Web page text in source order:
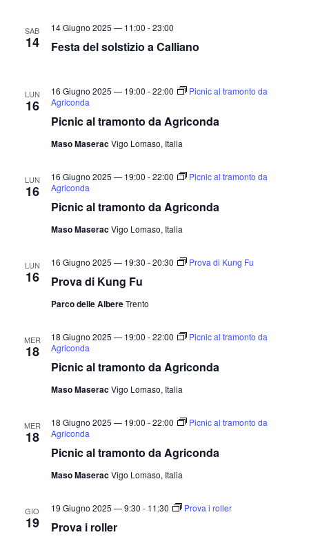
SAB
14 Festa del solstizio a Calliano
14 Giugno 2025 — 11:00 -23:00
LUN
16
Picnic al tramonto da Agriconda
16 Giugno 2025 — 19:00 -22:00
Picnic al tramonto da
Agriconda
Maso MaseracVigo Lomaso, Italia
LUN
16
Picnic al tramonto da Agriconda
16 Giugno 2025 — 19:00 -22:00
Picnic al tramonto da
Agriconda
Maso MaseracVigo Lomaso, Italia
LUN
16 Prova di Kung Fu
16 Giugno 2025 — 19:30 -20:30 Prova di Kung Fu
Parco delle AlbereTrento
MER
18
Picnic al tramonto da Agriconda
18 Giugno 2025 — 19:00 -22:00
Picnic al tramonto da
Agriconda
Maso MaseracVigo Lomaso, Italia
MER
18
Picnic al tramonto da Agriconda
18 Giugno 2025 — 19:00 -22:00
Picnic al tramonto da
Agriconda
Maso MaseracVigo Lomaso, Italia
GIO
19 Prova i roller
19 Giugno 2025 — 9:30 - 11:30 Prova i roller